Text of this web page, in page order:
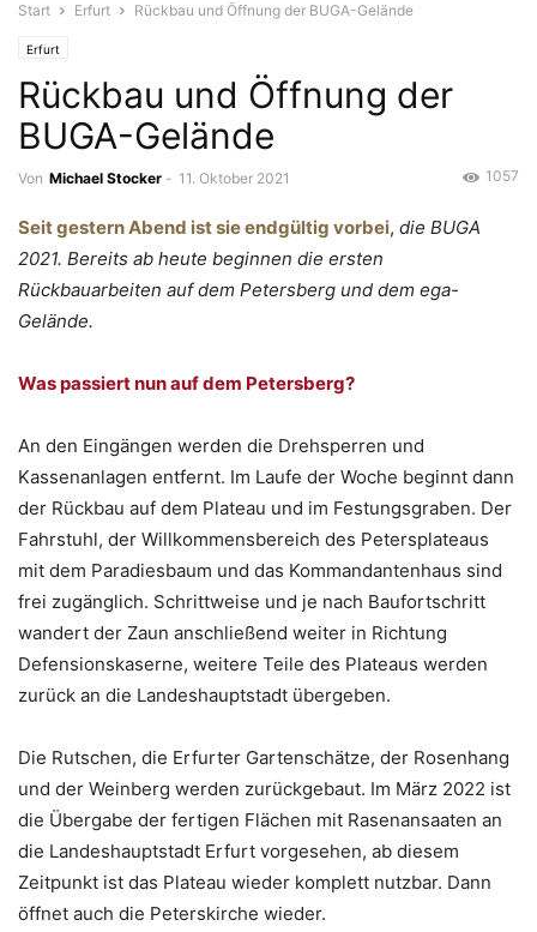
Start Erfurt Rückbau und Öffnung der BUGA-Gelände
Erfurt
Rückbau und Öffnung der
BUGA-Gelände
Von Michael Stocker - 11. Oktober 2021 1057
Seit gestern Abend ist sie endgültig vorbei, die BUGA
2021. Bereits ab heute beginnen die ersten
Rückbauarbeiten auf dem Petersberg und dem ega-
Gelände.
Was passiert nun auf dem Petersberg?
An den Eingängen werden die Drehsperren und
Kassenanlagen entfernt. Im Laufe der Woche beginnt dann
der Rückbau auf dem Plateau und im Festungsgraben. Der
Fahrstuhl, der Willkommensbereich des Petersplateaus
mit dem Paradiesbaum und das Kommandantenhaus sind
frei zugänglich. Schrittweise und je nach Baufortschritt
wandert der Zaun anschließend weiter in Richtung
Defensionskaserne, weitere Teile des Plateaus werden
zurück an die Landeshauptstadt übergeben.
Die Rutschen, die Erfurter Gartenschätze, der Rosenhang
und der Weinberg werden zurückgebaut. Im März 2022 ist
die Übergabe der fertigen Flächen mit Rasenansaaten an
die Landeshauptstadt Erfurt vorgesehen, ab diesem
Zeitpunkt ist das Plateau wieder komplett nutzbar. Dann
öffnet auch die Peterskirche wieder.